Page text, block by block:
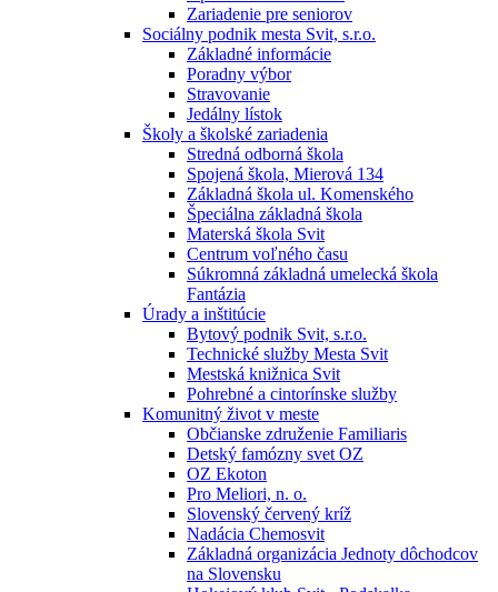
Zariadenie pre seniorov
Sociálny podnik mesta Svit, s.r.o.
Základné informácie
Poradny výbor
Stravovanie
Jedálny lístok
Školy a školské zariadenia
Stredná odborná škola
Spojená škola, Mierová 134
Základná škola ul. Komenského
Špeciálna základná škola
Materská škola Svit
Centrum voľného času
Súkromná základná umelecká škola
Fantázia
Úrady a inštitúcie
Bytový podnik Svit, s.r.o.
Technické služby Mesta Svit
Mestská knižnica Svit
Pohrebné a cintorínske služby
Komunitný život v meste
Občianske združenie Familiaris
Detský famózny svet OZ
OZ Ekoton
Pro Meliori, n. o.
Slovenský červený kríž
Nadácia Chemosvit
Základná organizácia Jednoty dôchodcov
na Slovensku